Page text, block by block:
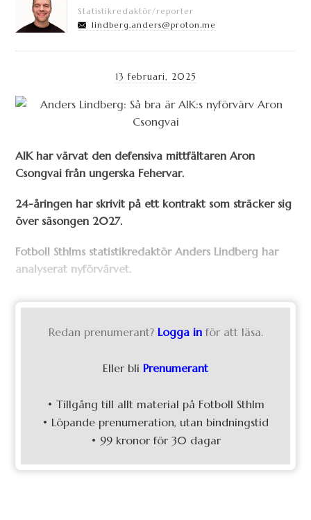
Statistikredaktör/reporter
lindberg.anders@proton.me
13 februari, 2025
AIK har värvat den defensiva mittfältaren Aron
Csongvai från ungerska Fehervar.
24-åringen har skrivit på ett kontrakt som sträcker sig
över säsongen 2027.
Fotboll Sthlms statistikredaktör Anders Lindberg har
analyserat nyförvärvet.
Redan prenumerant? Logga in för att läsa.
Eller bli Prenumerant
• Tillgång till allt material på Fotboll Sthlm
• Löpande prenumeration, utan bindningstid
• 99 kronor för 30 dagar